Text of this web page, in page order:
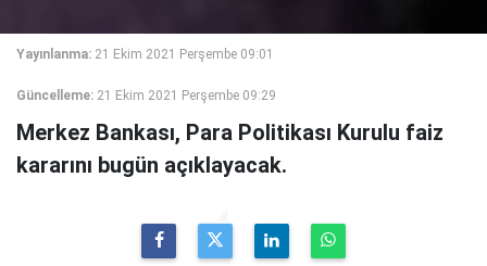
Yayınlanma: 21 Ekim 2021 Perşembe 09:01
Güncelleme: 21 Ekim 2021 Perşembe 09:29
Merkez Bankası, Para Politikası Kurulu faiz
kararını bugün açıklayacak.